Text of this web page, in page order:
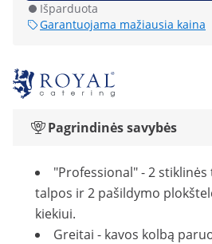
Išparduota
Garantuojama mažiausia kaina
Pagrindinės savybės
"Professional" - 2 stiklinės
talpos ir 2 pašildymo
kiekiui.
Greitai - kavos kolbą